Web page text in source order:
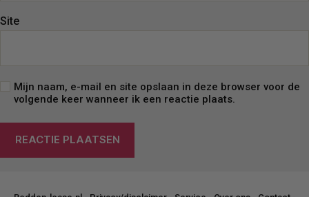
Site
Mijn naam, e-mail en site opslaan in deze browser voor de
volgende keer wanneer ik een reactie plaats.